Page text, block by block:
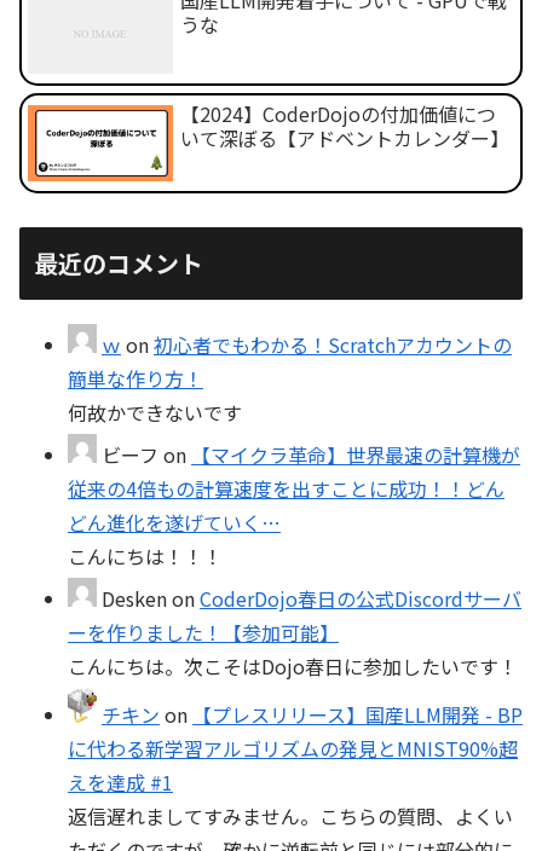
うな
【2024】CoderDojoの付加価値につ
いて深ぼる【アドベントカレンダー】
最近のコメント
ｗ on初心者でもわかる！Scratchアカウントの
簡単な作り方！
何故かできないです
ビーフ on 【マイクラ革命】世界最速の計算機が
従来の4倍もの計算速度を出すことに成功！！どん
どん進化を遂げていく…
こんにちは！！！
DeskenonCoderDojo春日の公式Discordサーバ
ーを作りました！【参加可能】
こんにちは。次こそはDojo春日に参加したいです！
チキン on 【プレスリリース】国産LLM開発 - BP
に代わる新学習アルゴリズムの発見とMNIST90%超
えを達成 #1
返信遅れましてすみません。こちらの質問、よくい